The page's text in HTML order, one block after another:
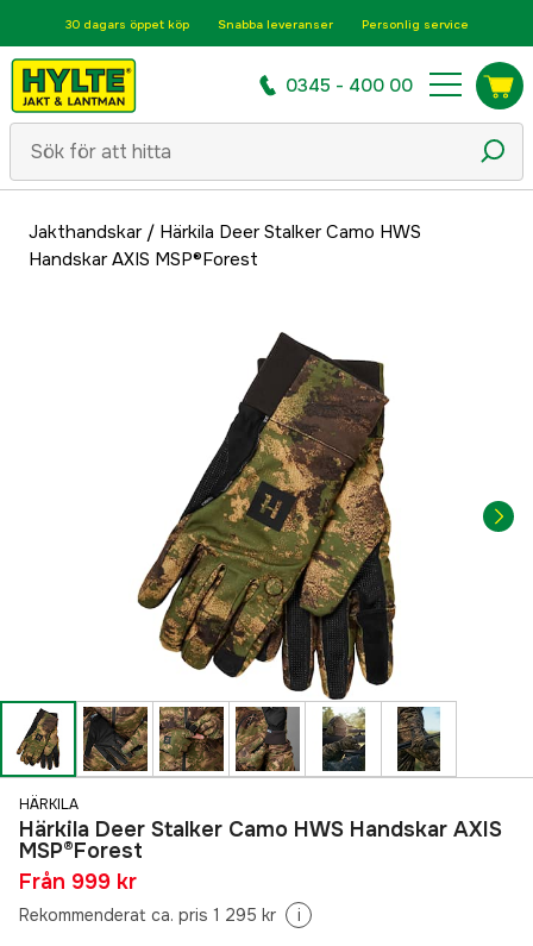
30 dagars öppet köp Snabba leveranser Personlig service
0345 - 400 00
Jakthandskar/ Härkila Deer Stalker Camo HWS
Handskar AXIS MSP®Forest
HÄRKILA
Härkila Deer Stalker Camo HWS Handskar AXIS
MSP®Forest
Från 999 kr
Rekommenderat ca. pris 1 295 kr i